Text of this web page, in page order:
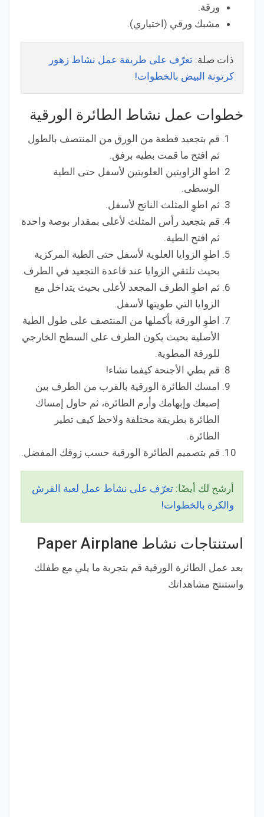
ورقة.
مشبك ورقي (اختياري).
ذات صلة: تعرّف على طريقة عمل نشاط زهور
كرتونة البيض بالخطوات!
خطوات عمل نشاط الطائرة الورقية
قم بتجعيد قطعة من الورق من المنتصف بالطول
ثم افتح ما قمت بطيه برفق.
اطوِ الزاويتين العلويتين لأسفل حتى الطية
الوسطى.
ثم اطوِ المثلث الناتج لأسفل.
قم بتجعيد رأس المثلث لأعلى بمقدار بوصة واحدة
ثم افتح الطية.
اطوِ الزوايا العلوية لأسفل حتى الطية المركزية
بحيث تلتقي الزوايا عند قاعدة التجعيد في الطرف.
ثم اطوِ الطرف المجعد لأعلى بحيث يتداخل مع
الزوايا التي طويتها لأسفل.
اطوِ الورقة بأكملها من المنتصف على طول الطية
الأصلية بحيث يكون الطرف على السطح الخارجي
للورقة المطوية.
قم بطي الأجنحة كيفما تشاء!
امسك الطائرة الورقية بالقرب من الطرف بين
إصبعك وإبهامك وأرم الطائرة، ثم حاول إمساك
الطائرة بطريقة مختلفة ولاحظ كيف تطير
الطائرة.
قم بتصميم الطائرة الورقية حسب زوقك المفضل.
أرشح لك أيضًا: تعرّف على نشاط عمل لعبة القرش
والكرة بالخطوات!
استنتاجات نشاط Paper Airplane
بعد عمل الطائرة الورقية قم بتجربة ما يلي مع طفلك
واستنتج مشاهداتك